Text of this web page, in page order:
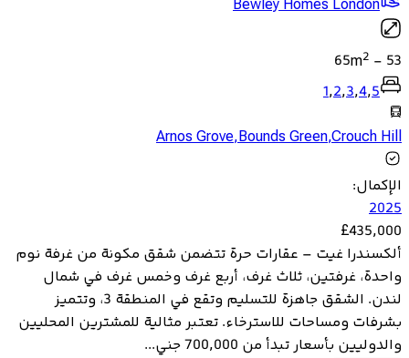
Bewley Homes London
53
-
65m2
1,2,3,4,5
Arnos Grove,Bounds Green,Crouch Hill
الإكمال:
2025
£435,000
ألكسندرا غيت – عقارات حرة تتضمن شقق مكونة من غرفة نوم
واحدة، غرفتين، ثلاث غرف، أربع غرف وخمس غرف في شمال
لندن. الشقق جاهزة للتسليم وتقع في المنطقة 3، وتتميز
بشرفات ومساحات للاسترخاء. تعتبر مثالية للمشترين المحليين
والدوليين بأسعار تبدأ من 700,000 جني...